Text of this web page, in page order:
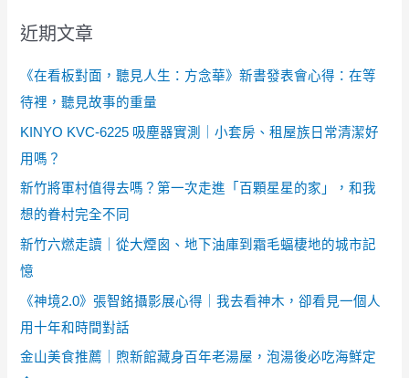
近期文章
《在看板對面，聽見人生：方念華》新書發表會心得：在等
待裡，聽見故事的重量
KINYO KVC-6225 吸塵器實測｜小套房、租屋族日常清潔好
用嗎？
新竹將軍村值得去嗎？第一次走進「百顆星星的家」，和我
想的眷村完全不同
新竹六燃走讀｜從大煙囪、地下油庫到霜毛蝠棲地的城市記
憶
《神境2.0》張智銘攝影展心得｜我去看神木，卻看見一個人
用十年和時間對話
金山美食推薦｜煦新館藏身百年老湯屋，泡湯後必吃海鮮定